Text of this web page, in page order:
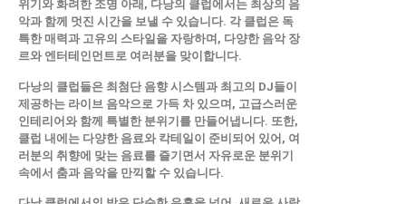
위기와 화려한 조명 아래, 다낭의 클럽에서는 최상의 음
악과 함께 멋진 시간을 보낼 수 있습니다. 각 클럽은 독
특한 매력과 고유의 스타일을 자랑하며, 다양한 음악 장
르와 엔터테인먼트로 여러분을 맞이합니다.
다낭의 클럽들은 최첨단 음향 시스템과 최고의 DJ들이
제공하는 라이브 음악으로 가득 차 있으며, 고급스러운
인테리어와 함께 특별한 분위기를 만들어냅니다. 또한,
클럽 내에는 다양한 음료와 칵테일이 준비되어 있어, 여
러분의 취향에 맞는 음료를 즐기면서 자유로운 분위기
속에서 춤과 음악을 만끽할 수 있습니다.